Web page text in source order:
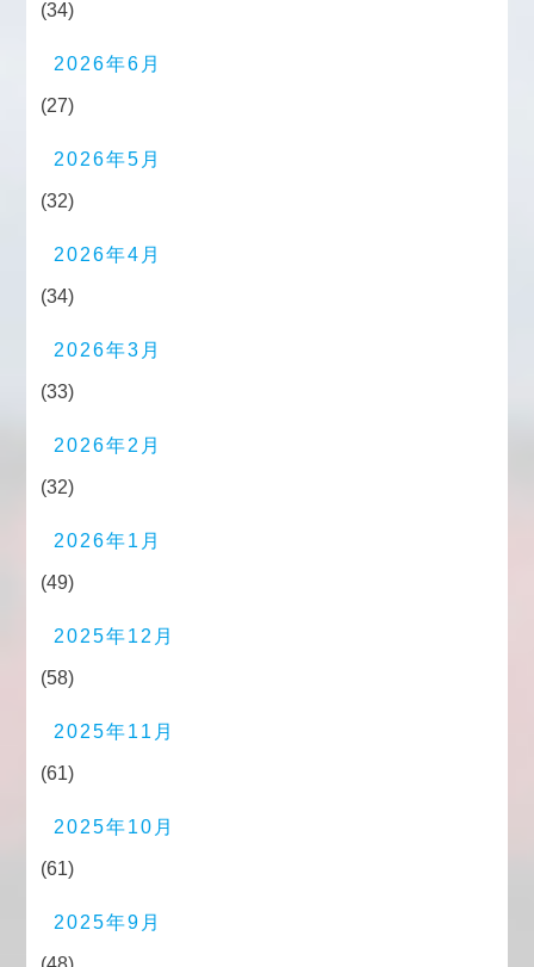
(34)
2026年6月
(27)
2026年5月
(32)
2026年4月
(34)
2026年3月
(33)
2026年2月
(32)
2026年1月
(49)
2025年12月
(58)
2025年11月
(61)
2025年10月
(61)
2025年9月